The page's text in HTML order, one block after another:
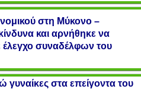
στη Μύκονο –
και αρνήθηκε να
έλεγχο συναδέλφων του
στα επείγοντα του